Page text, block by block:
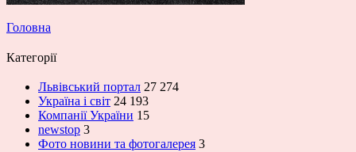
Головна
Категорії
Львівський портал 27 274
Україна і світ 24 193
Компанії України 15
newstop 3
Фото новини та фотогалерея 3